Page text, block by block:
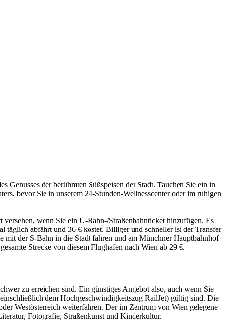
der berühmten Süßspeisen der Stadt. Tauchen Sie ein in
bevor Sie in unserem 24-Stunden-Wellnesscenter oder im ruhigen
wenn Sie ein U-Bahn-/Straßenbahnticket hinzufügen. Es
täglich abfährt und 36 € kostet. Billiger und schneller ist der Transfer
mit der S-Bahn in die Stadt fahren und am Münchner Hauptbahnhof
Strecke von diesem Flughafen nach Wien ab 29 €.
zu erreichen sind. Ein günstiges Angebot also, auch wenn Sie
dem Hochgeschwindigkeitszug RailJet) gültig sind. Die
Westösterreich weiterfahren. Der im Zentrum von Wien gelegene
Fotografie, Straßenkunst und Kinderkultur.